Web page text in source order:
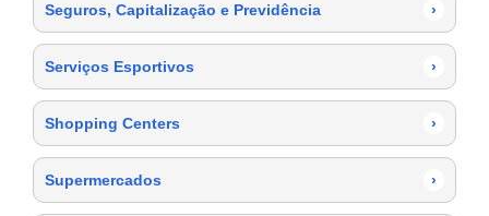
Seguros, Capitalização e Previdência ›
Serviços Esportivos ›
Shopping Centers ›
Supermercados ›